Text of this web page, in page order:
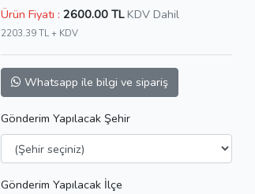
Ürün Fiyatı : 2600.00 TL KDV Dahil
2203.39 TL + KDV
Whatsapp ile bilgi ve sipariş
Gönderim Yapılacak Şehir
Gönderim Yapılacak İlçe